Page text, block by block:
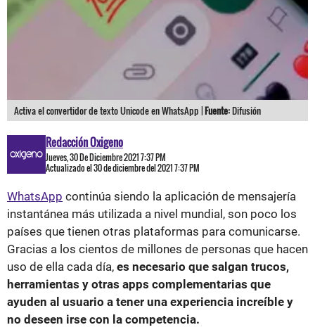
Activa el convertidor de texto Unicode en WhatsApp |Fuente:Difusión
Redacción Oxigeno
Jueves, 30 De Diciembre 2021 7:37 PM
Actualizado el 30 de diciembre del 2021 7:37 PM
WhatsApp continúa siendo la aplicación de mensajería
instantánea más utilizada a nivel mundial, son poco los
países que tienen otras plataformas para comunicarse.
Gracias a los cientos de millones de personas que hacen
uso de ella cada día, es necesario que salgan trucos,
herramientas y otras apps complementarias que
ayuden al usuario a tener una experiencia increíble y
no deseen irse con la competencia.